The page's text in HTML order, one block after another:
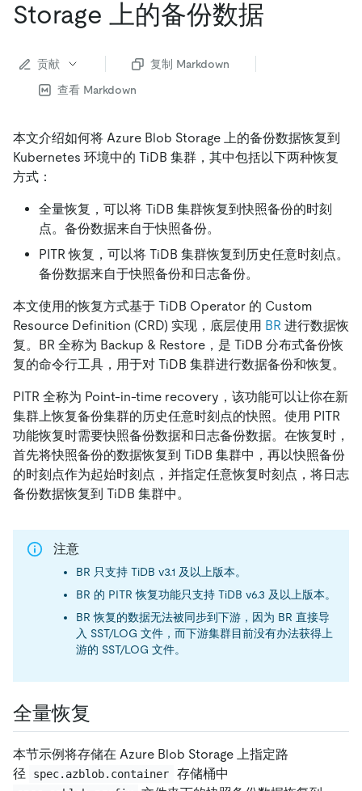
Storage 上的备份数据
贡献
复制 Markdown
查看 Markdown
本文介绍如何将 Azure Blob Storage 上的备份数据恢复到
Kubernetes 环境中的 TiDB 集群，其中包括以下两种恢复
方式：
全量恢复，可以将 TiDB 集群恢复到快照备份的时刻
点。备份数据来自于快照备份。
PITR 恢复，可以将 TiDB 集群恢复到历史任意时刻点。
备份数据来自于快照备份和日志备份。
本文使用的恢复方式基于 TiDB Operator 的 Custom
Resource Definition (CRD) 实现，底层使用 BR 进行数据恢
复。BR 全称为 Backup & Restore，是 TiDB 分布式备份恢
复的命令行工具，用于对 TiDB 集群进行数据备份和恢复。
PITR 全称为 Point-in-time recovery，该功能可以让你在新
集群上恢复备份集群的历史任意时刻点的快照。使用 PITR
功能恢复时需要快照备份数据和日志备份数据。在恢复时，
首先将快照备份的数据恢复到 TiDB 集群中，再以快照备份
的时刻点作为起始时刻点，并指定任意恢复时刻点，将日志
备份数据恢复到 TiDB 集群中。
注意
BR 只支持 TiDB v3.1 及以上版本。
BR 的 PITR 恢复功能只支持 TiDB v6.3 及以上版本。
BR 恢复的数据无法被同步到下游，因为 BR 直接导
入 SST/LOG 文件，而下游集群目前没有办法获得上
游的 SST/LOG 文件。
全量恢复
本节示例将存储在 Azure Blob Storage 上指定路
径
spec.azblob.container 存储桶中